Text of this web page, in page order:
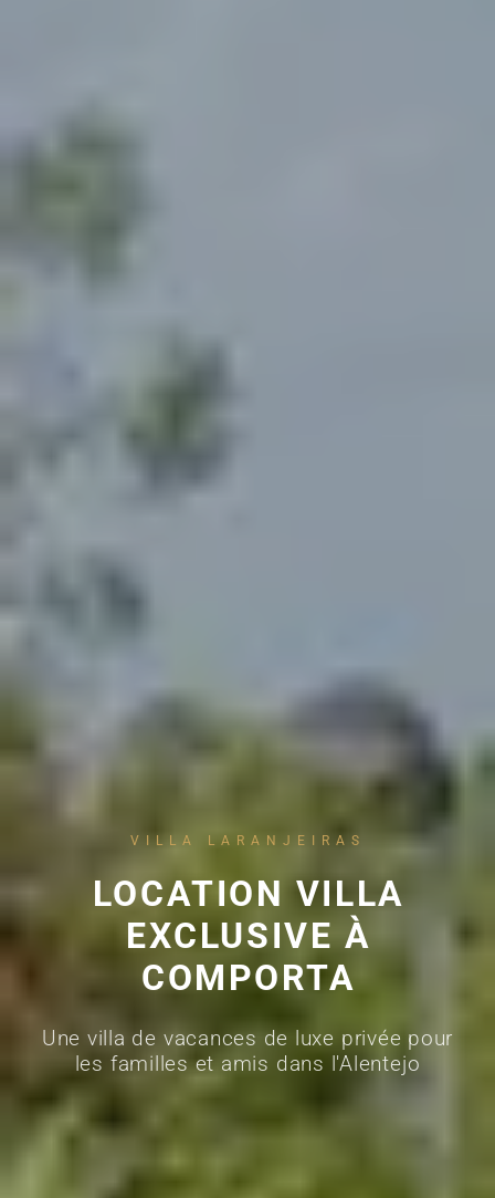
VILLA LARANJEIRAS
LOCATION VILLA
EXCLUSIVE À
COMPORTA
Une villa de vacances de luxe privée pour
les familles et amis dans l'Alentejo